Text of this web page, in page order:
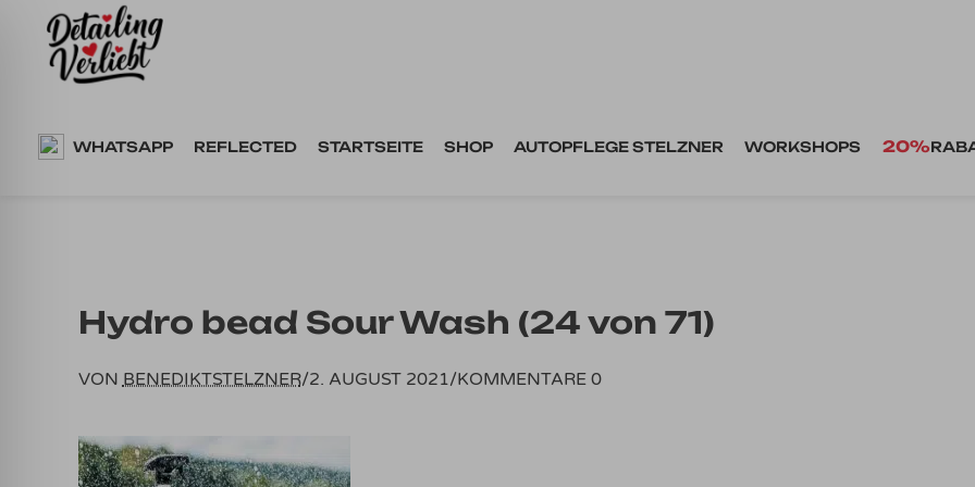
Springe
WHATSAPP REFLECTED STARTSEITE SHOP AUTOPFLEGE STELZNER WORKSHOPS 20%
Hydro bead Sour Wash (24 von 71)
VON BENEDIKTSTELZNER/2. AUGUST 2021/KOMMENTARE 0